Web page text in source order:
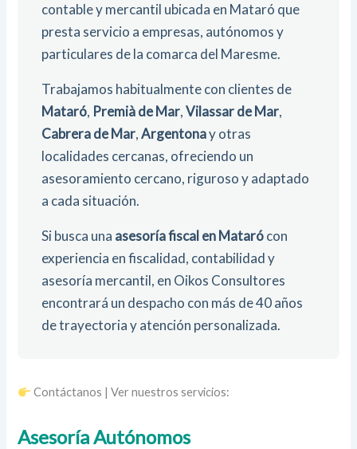
contable y mercantil ubicada en Mataró que
presta servicio a empresas, autónomos y
particulares de la comarca del Maresme.
Trabajamos habitualmente con clientes de
Mataró, Premià de Mar,Vilassar de Mar,
Cabrera de Mar,Argentonay otras
localidades cercanas, ofreciendo un
asesoramiento cercano, riguroso y adaptado
a cada situación.
Si busca una asesoría fiscal en Matarócon
experiencia en fiscalidad, contabilidad y
asesoría mercantil, en Oikos Consultores
encontrará un despacho con más de 40 años
de trayectoria y atención personalizada.
Contáctanos | Ver nuestros servicios:
Asesoría Autónomos